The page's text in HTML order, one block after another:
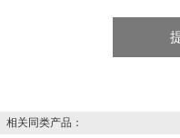
相关同类产品：